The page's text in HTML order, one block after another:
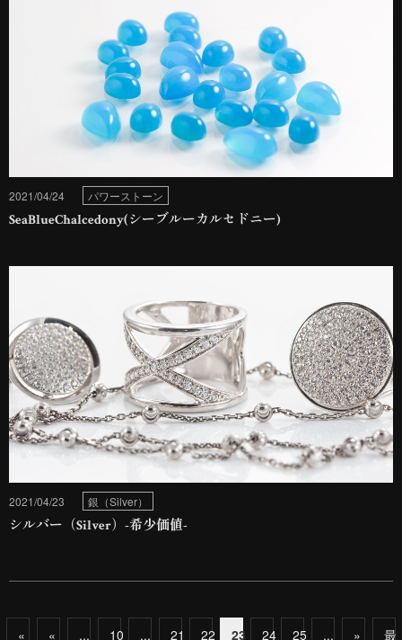
2021/04/24 パワーストーン
SeaBlueChalcedony(シーブルーカルセドニー)
2021/04/23 銀（Silver）
シルバー（Silver）-希少価値-
«
« ... 10 ... 21 22 23 24 25 ... »
最